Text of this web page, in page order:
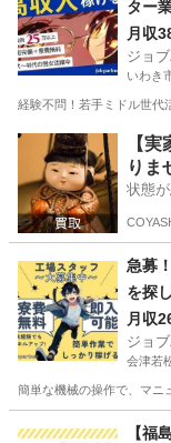
ター
月収
ジョ
いわき
経験不問！若手ミドル世代
福島 いわき市 工
【
りま
状態
急募
を探
採用
月収
ジョ
会津若
簡単な機械の操作で、マニ
会津若松市【福